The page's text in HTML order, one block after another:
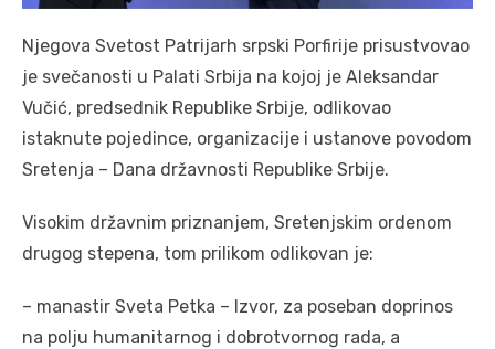
Njegova Svetost Patrijarh srpski Porfirije prisustvovao
je svečanosti u Palati Srbija na kojoj je Aleksandar
Vučić, predsednik Republike Srbije, odlikovao
istaknute pojedince, organizacije i ustanove povodom
Sretenja – Dana državnosti Republike Srbije.
Visokim državnim priznanjem, Sretenjskim ordenom
drugog stepena, tom prilikom odlikovan je:
– manastir Sveta Petka – Izvor, za poseban doprinos
na polju humanitarnog i dobrotvornog rada, a